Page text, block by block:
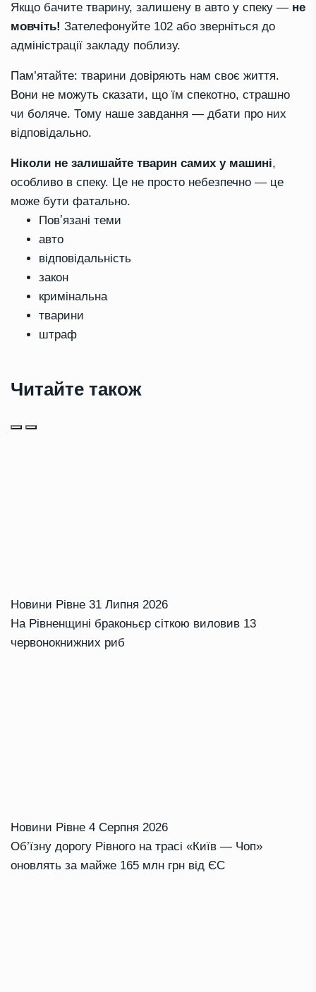
Якщо бачите тварину, залишену в авто у спеку — не
мовчіть! Зателефонуйте 102 або зверніться до
адміністрації закладу поблизу.
Пам’ятайте: тварини довіряють нам своє життя.
Вони не можуть сказати, що їм спекотно, страшно
чи боляче. Тому наше завдання — дбати про них
відповідально.
Ніколи не залишайте тварин самих у машині,
особливо в спеку. Це не просто небезпечно — це
може бути фатально.
Повʼязані теми
авто
відповідальність
закон
кримінальна
тварини
штраф
Читайте також
Новини Рівне 31 Липня 2026
На Рівненщині браконьєр сіткою виловив 13
червонокнижних риб
Новини Рівне 4 Серпня 2026
Об’їзну дорогу Рівного на трасі «Київ — Чоп»
оновлять за майже 165 млн грн від ЄС